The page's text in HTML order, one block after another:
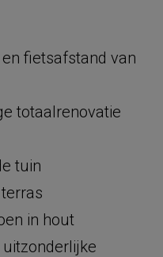
fietsafstand van
totaalrenovatie
tuin
in hout